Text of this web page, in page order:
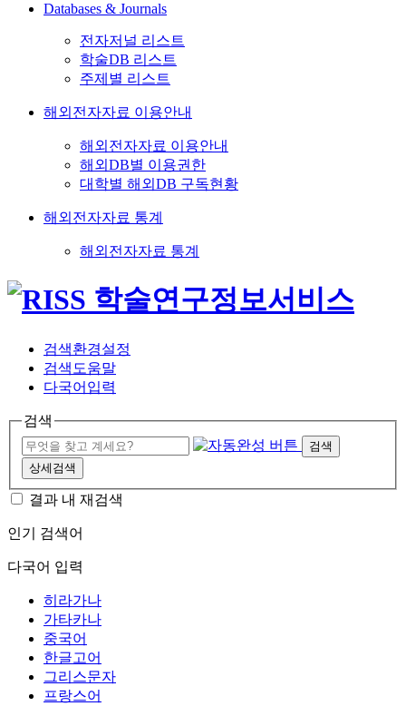
Databases & Journals
전자저널 리스트
학술DB 리스트
주제별 리스트
해외전자자료 이용안내
해외전자자료 이용안내
해외DB별 이용권한
대학별 해외DB 구독현황
해외전자자료 통계
해외전자자료 통계
검색환경설정
검색도움말
다국어입력
검색
검색
상세검색
결과 내 재검색
인기 검색어
다국어 입력
히라가나
가타카나
중국어
한글고어
그리스문자
프랑스어